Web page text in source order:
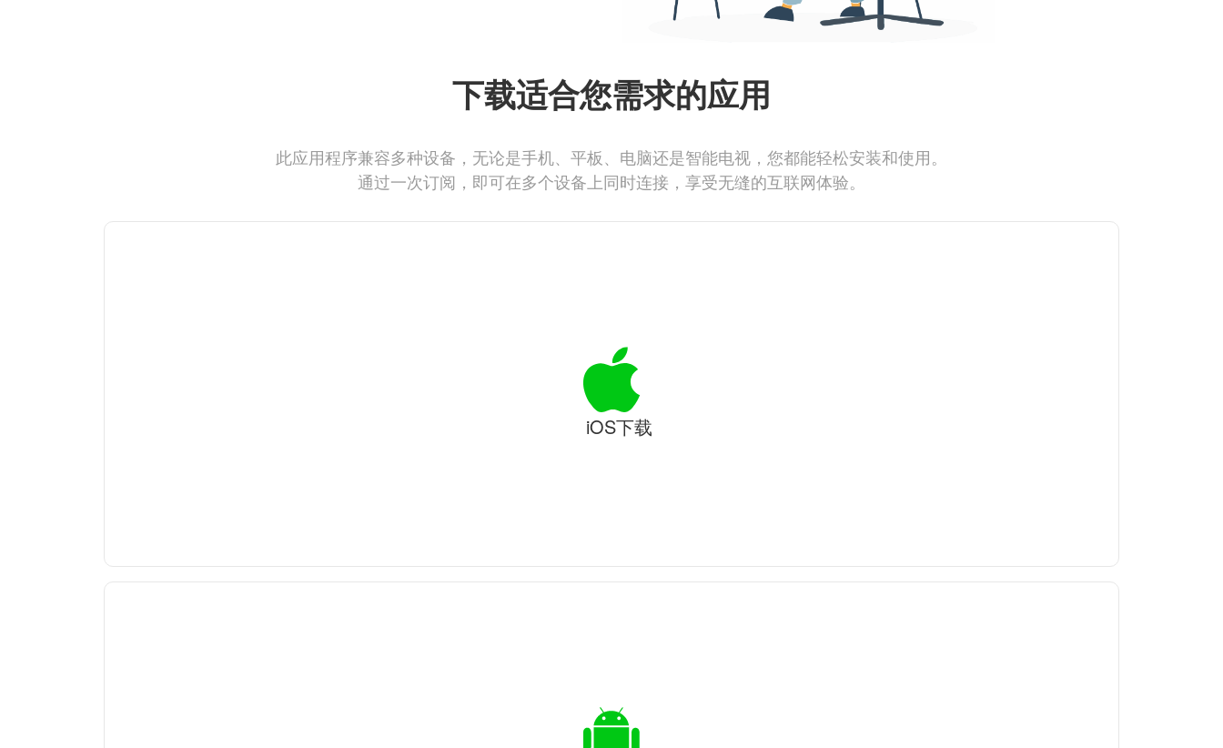
下载适合您需求的应用
此应用程序兼容多种设备，无论是手机、平板、电脑还是智能电视，您都能轻松安装和使用。
通过一次订阅，即可在多个设备上同时连接，享受无缝的互联网体验。
iOS下载